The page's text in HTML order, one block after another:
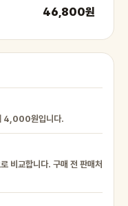
46,800원
4,000원입니다.
교합니다. 구매 전 판매처